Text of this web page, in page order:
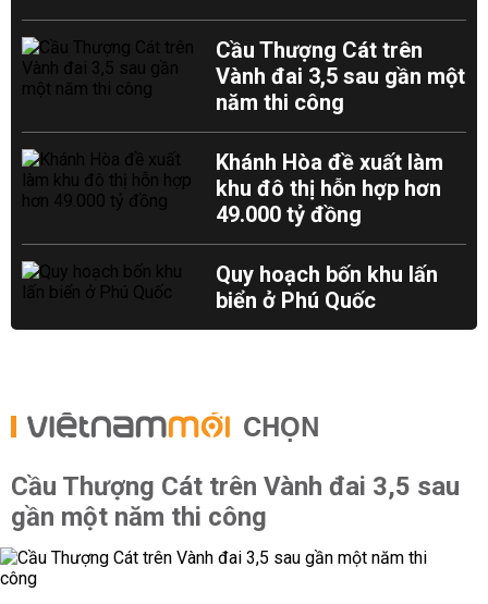
Cầu Thượng Cát trên
Vành đai 3,5 sau gần một
năm thi công
Khánh Hòa đề xuất làm
khu đô thị hỗn hợp hơn
49.000 tỷ đồng
Quy hoạch bốn khu lấn
biển ở Phú Quốc
CHỌN
Cầu Thượng Cát trên Vành đai 3,5 sau
gần một năm thi công